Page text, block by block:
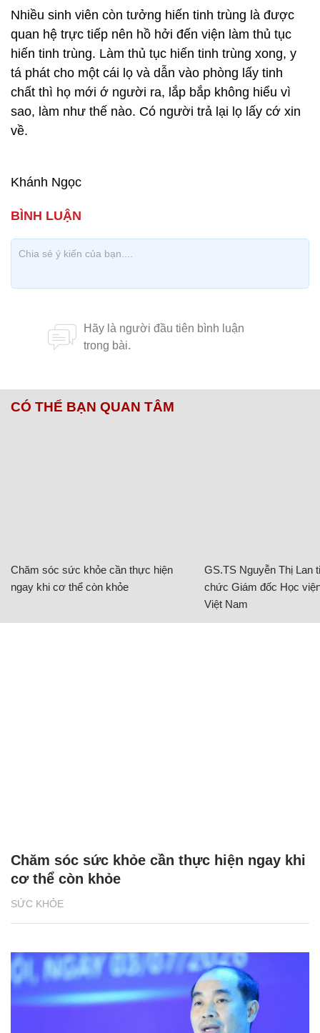
Nhiều sinh viên còn tưởng hiến tinh trùng là được
quan hệ trực tiếp nên hồ hởi đến viện làm thủ tục
hiến tinh trùng. Làm thủ tục hiến tinh trùng xong, y
tá phát cho một cái lọ và dẫn vào phòng lấy tinh
chất thì họ mới ớ người ra, lắp bắp không hiểu vì
sao, làm như thế nào. Có người trả lại lọ lấy cớ xin
về.
Khánh Ngọc
CÓ THỂ BẠN QUAN TÂM
Chăm sóc sức khỏe cần thực hiện
ngay khi cơ thể còn khỏe
GS.TS Nguyễn Thị Lan
chức Giám đốc Học
Việt Nam
SỨC KHỎE
Chăm sóc sức khỏe cần thực hiện ngay khi
cơ thể còn khỏe